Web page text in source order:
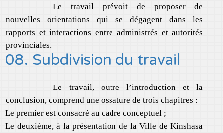
Le travail prévoit de proposer de
nouvelles orientations qui se dégagent dans les
rapports et interactions entre administrés et autorités
provinciales.
08. Subdivision du travail
Le travail, outre l’introduction et la
conclusion, comprend une ossature de trois chapitres :
Le premier est consacré au cadre conceptuel ;
Le deuxième, à la présentation de la Ville de Kinshasa